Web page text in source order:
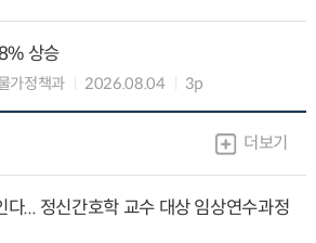
상승
가정책과 2026.08.04 3p
더보기
다... 정신간호학 교수 대상 임상연수과정